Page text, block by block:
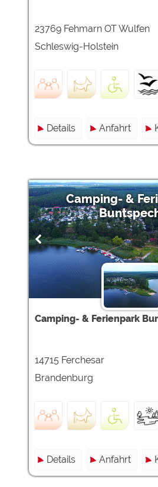
23769 Fehmarn OT Wulfen
Schleswig-Holstein
Details Anfahrt
Camping- &
Camping- & Ferienpark
14715 Ferchesar
Brandenburg
Details Anfahrt